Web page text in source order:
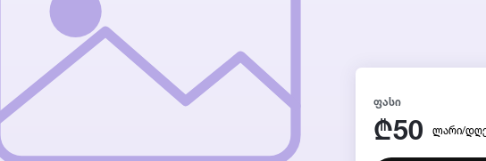
ᲤᲐᲡᲘ
₾50 ლარი/